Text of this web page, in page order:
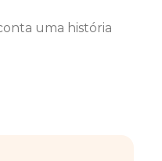
uma história